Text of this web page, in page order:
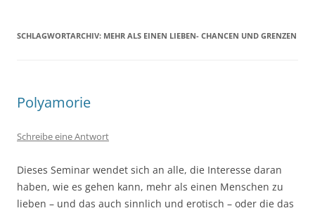
SCHLAGWORTARCHIV: MEHR ALS EINEN LIEBEN- CHANCEN UND GRENZEN
Polyamorie
Schreibe eine Antwort
Dieses Seminar wendet sich an alle, die Interesse daran
haben, wie es gehen kann, mehr als einen Menschen zu
lieben – und das auch sinnlich und erotisch – oder die das